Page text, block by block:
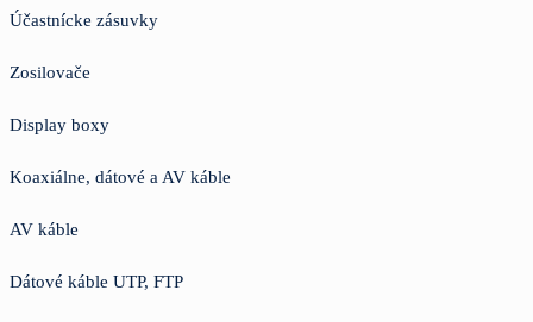
Účastnícke zásuvky
Zosilovače
Display boxy
Koaxiálne, dátové a AV káble
AV káble
Dátové káble UTP, FTP